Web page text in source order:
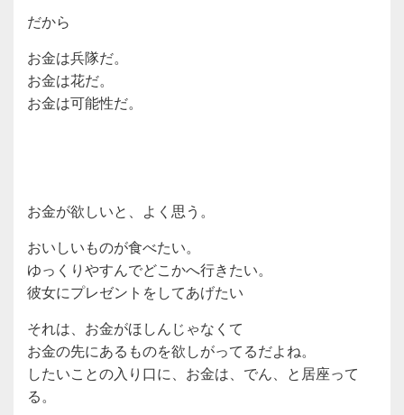
だから
お金は兵隊だ。
お金は花だ。
お金は可能性だ。
お金が欲しいと、よく思う。
おいしいものが食べたい。
ゆっくりやすんでどこかへ行きたい。
彼女にプレゼントをしてあげたい
それは、お金がほしんじゃなくて
お金の先にあるものを欲しがってるだよね。
したいことの入り口に、お金は、でん、と居座って
る。